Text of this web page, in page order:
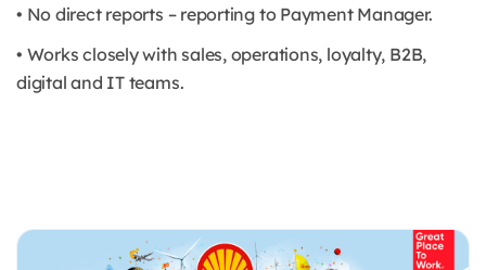
• No direct reports – reporting to Payment Manager.
• Works closely with sales, operations, loyalty, B2B,
digital and IT teams.